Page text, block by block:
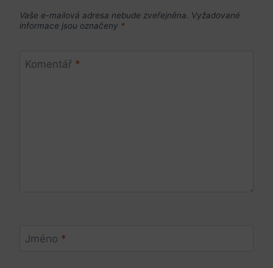
Vaše e-mailová adresa nebude zveřejněna. Vyžadované
informace jsou označeny *
Komentář *
Jméno *